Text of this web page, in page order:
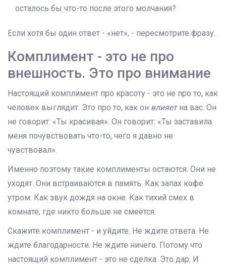
осталось бы что-то после этого молчания?
Если хотя бы один ответ - «нет», - пересмотрите фразу.
Комплимент - это не про
внешность. Это про внимание
Настоящий комплимент про красоту - это не про то, как
человек выглядит. Это про то, как он влияетна вас. Он
не говорит: «Ты красивая». Он говорит: «Ты заставила
меня почувствовать что-то, чего я давно не
чувствовал».
Именно поэтому такие комплименты остаются. Они не
уходят. Они встраиваются в память. Как запах кофе
утром. Как звук дождя на окне. Как тихий смех в
комнате, где никто больше не смеётся.
Скажите комплимент - и уйдите. Не ждите ответа. Не
ждите благодарности. Не ждите ничего. Потому что
настоящий комплимент - это не сделка. Это дар. И